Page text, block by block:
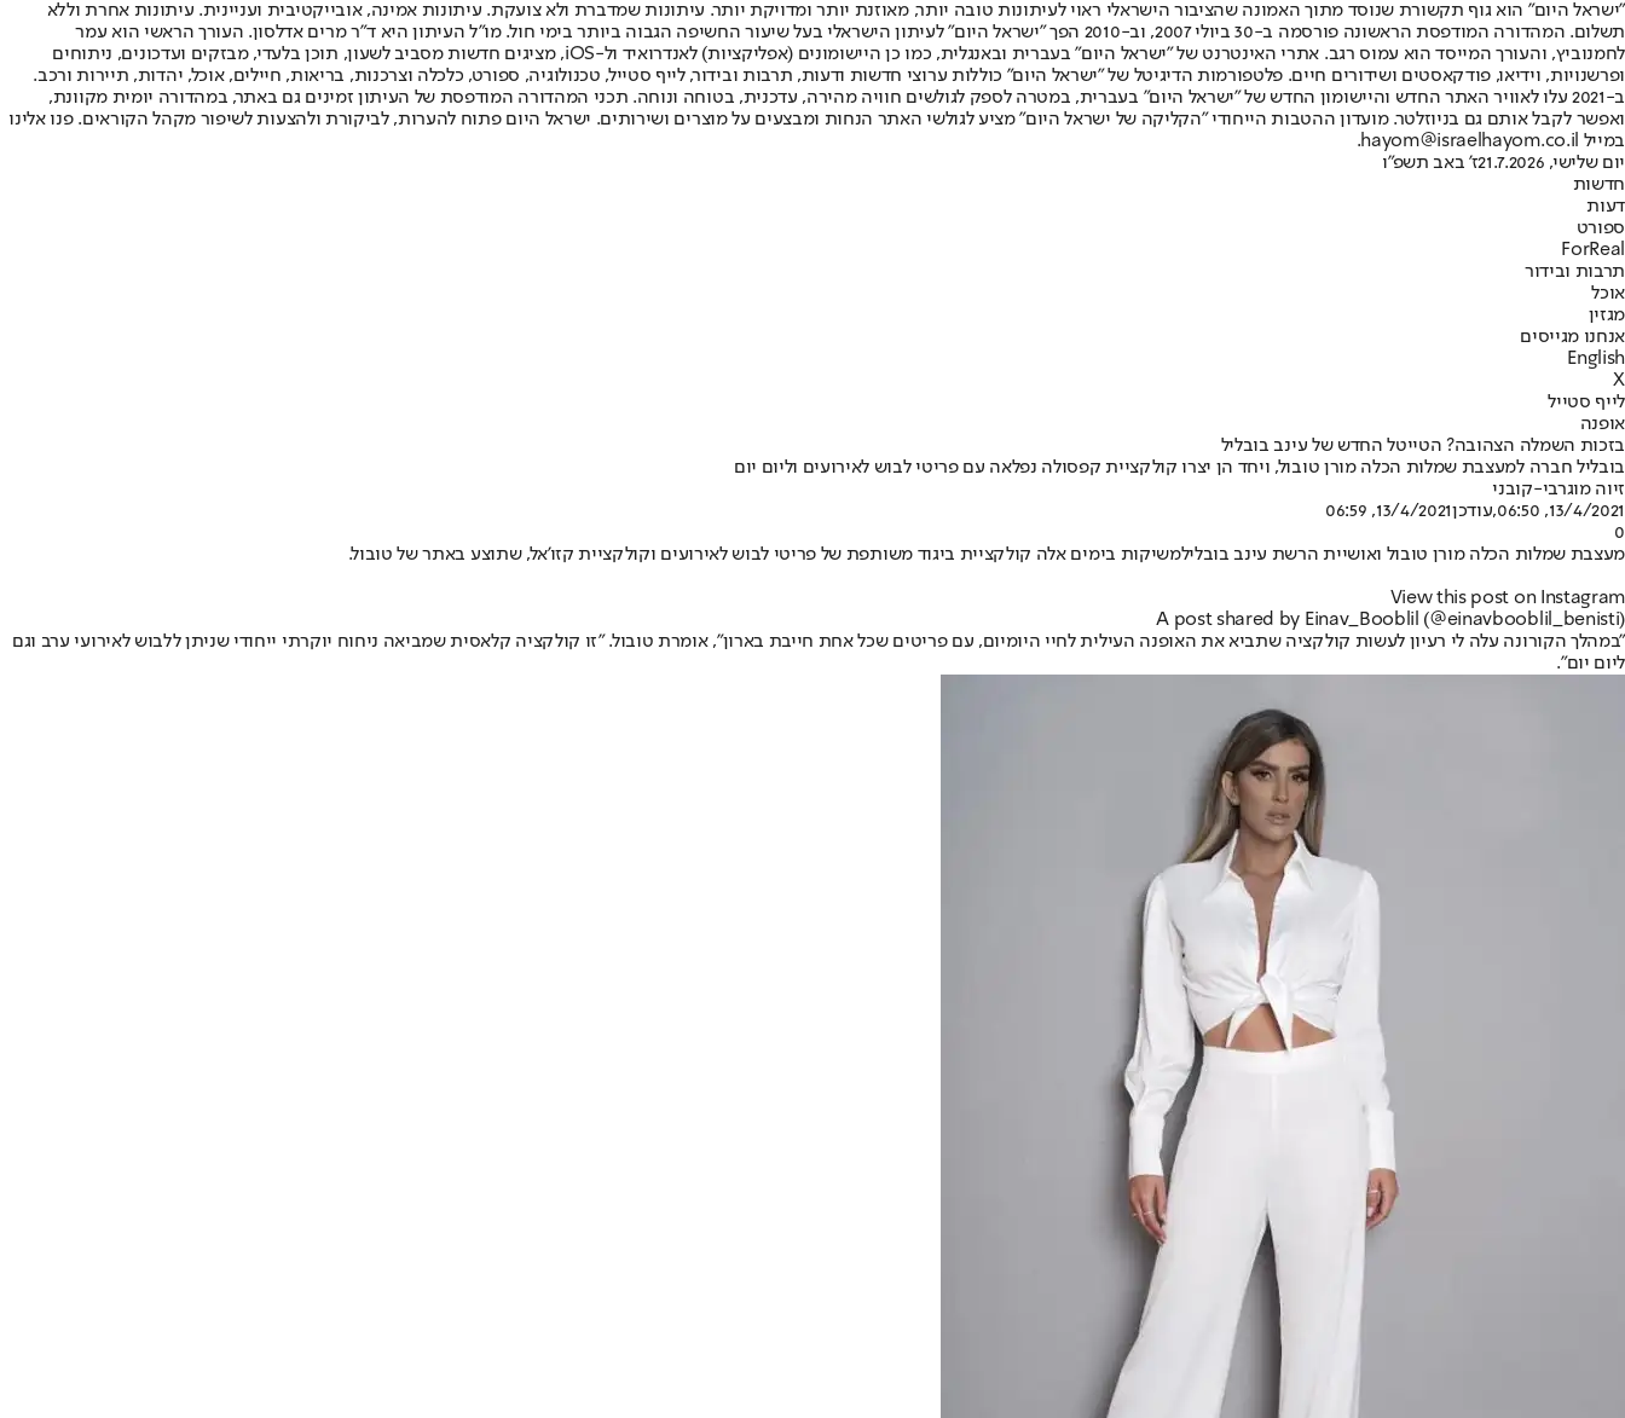
"ישראל היום" הוא גוף תקשורת שנוסד מתוך האמונה שהציבור הישראלי ראוי לעיתונות טובה יותר, מאוזנת יותר ומדויקת יותר. עיתונות שמדברת ולא צועקת. עיתונות אמינה, אובייקטיבית ועניינית. עיתונות אחרת וללא
תשלום. המהדורה המודפסת הראשונה פורסמה ב-30 ביולי 2007, וב-2010 הפך "ישראל היום" לעיתון הישראלי בעל שיעור החשיפה הגבוה ביותר בימי חול. מו"ל העיתון היא ד"ר מרים אדלסון. העורך הראשי הוא עמר
לחמנוביץ, והעורך המייסד הוא עמוס רגב. אתרי האינטרנט של "ישראל היום" בעברית ובאנגלית, כמו כן היישומונים (אפליקציות) לאנדרואיד ול-iOS, מציגים חדשות מסביב לשעון, תוכן בלעדי, מבזקים ועדכונים, ניתוחים
ופרשנויות, וידיאו, פודקאסטים ושידורים חיים. פלטפורמות הדיגיטל של "ישראל היום" כוללות ערוצי חדשות ודעות, תרבות ובידור, לייף סטייל, טכנולוגיה, ספורט, כלכלה וצרכנות, בריאות, חיילים, אוכל, יהדות, תיירות ורכב.
ב-2021 עלו לאוויר האתר החדש והיישומון החדש של "ישראל היום" בעברית, במטרה לספק לגולשים חוויה מהירה, עדכנית, בטוחה ונוחה. תכני המהדורה המודפסת של העיתון זמינים גם באתר, במהדורה יומית מקוונת,
ואפשר לקבל אותם גם בניוזלטר. מועדון ההטבות הייחודי "הקליקה של ישראל היום" מציע לגולשי האתר הנחות ומבצעים על מוצרים ושירותים. ישראל היום פתוח להערות, לביקורת ולהצעות לשיפור מקהל הקוראים. פנו אלינו
במייל hayom@israelhayom.co.il.
יום שלישי, 21.7.2026
ז' באב תשפ"ו
חדשות
דעות
ספורט
ForReal
תרבות ובידור
אוכל
מגזין
אנחנו מגייסים
English
X
לייף סטייל
אופנה
בזכות השמלה הצהובה? הטייטל החדש של עינב בובליל
בובליל חברה למעצבת שמלות הכלה מורן טובול, ויחד הן יצרו קולקציית קפסולה נפלאה עם פריטי לבוש לאירועים וליום יום
זיוה מוגרבי-קובני
13/4/2021, 06:50
,עודכן13/4/2021, 06:59
0
מעצבת שמלות הכלה מורן טובול ואושיית הרשת עינב בובלילמשיקות בימים אלה קולקציית ביגוד משותפת של פריטי לבוש לאירועים וקולקציית קזו'אל, שתוצע באתר של טובול.
View this post on Instagram
A post shared by Einav_Booblil (@einavbooblil_benisti)
"במהלך הקורונה עלה לי רעיון לעשות קולקציה שתביא את האופנה העילית לחיי היומיום, עם פריטים שכל אחת חייבת בארון", אומרת טובול. "זו קולקציה קלאסית שמביאה ניחוח יוקרתי ייחודי שניתן ללבוש לאירועי ערב וגם
ליום יום".